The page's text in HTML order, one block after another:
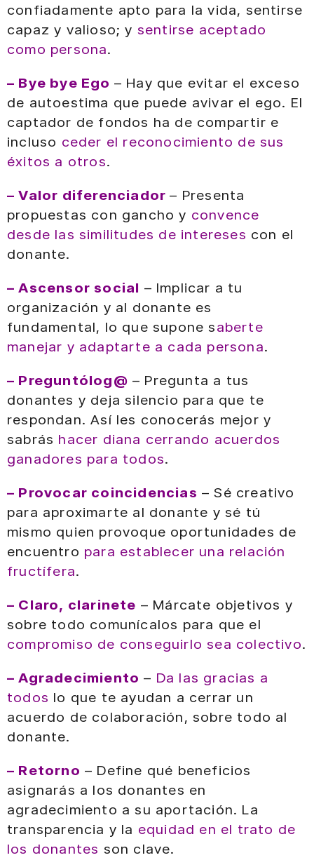
confiadamente apto para la vida, sentirse
capaz y valioso; y sentirse aceptado
como persona.
– Bye bye Ego – Hay que evitar el exceso
de autoestima que puede avivar el ego. El
captador de fondos ha de compartir e
incluso ceder el reconocimiento de sus
éxitos a otros.
– Valor diferenciador – Presenta
propuestas con gancho y convence
desde las similitudes de intereses con el
donante.
– Ascensor social – Implicar a tu
organización y al donante es
fundamental, lo que supone saberte
manejar y adaptarte a cada persona.
– Preguntólog@ – Pregunta a tus
donantes y deja silencio para que te
respondan. Así les conocerás mejor y
sabrás hacer diana cerrando acuerdos
ganadores para todos.
– Provocar coincidencias – Sé creativo
para aproximarte al donante y sé tú
mismo quien provoque oportunidades de
encuentro para establecer una relación
fructífera.
– Claro, clarinete – Márcate objetivos y
sobre todo comunícalos para que el
compromiso de conseguirlo sea colectivo.
– Agradecimiento – Da las gracias a
todos lo que te ayudan a cerrar un
acuerdo de colaboración, sobre todo al
donante.
– Retorno – Define qué beneficios
asignarás a los donantes en
agradecimiento a su aportación. La
transparencia y la equidad en el trato de
los donantes son clave.